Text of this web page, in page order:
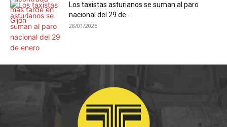
Los taxistas asturianos se suman al paro
nacional del 29 de...
28/01/2025